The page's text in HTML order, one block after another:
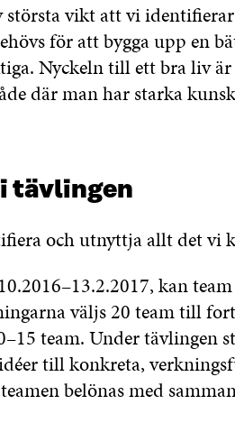
största vikt att vi
för att bygga upp en
Nyckeln till ett bra liv
där man har starka
tävlingen
och utnyttja allt det vi
kan
väljs 20 team till
team. Under tävlingen
till konkreta,
belönas med